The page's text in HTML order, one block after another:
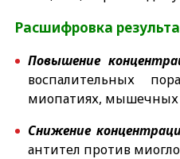
Расшифровка
Повышение
воспалительных
миопатиях, мышечных
Снижение
антител против